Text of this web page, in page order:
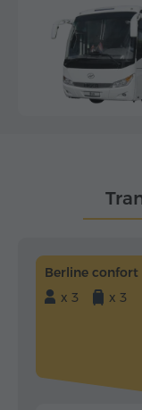
Berline confort
x 3
x 3